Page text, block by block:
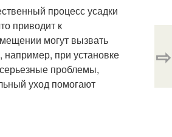
процесс усадки
приводит к
могут вызвать
при установке
проблемы,
уход помогают
⇨